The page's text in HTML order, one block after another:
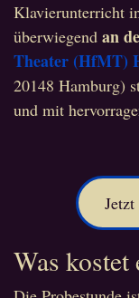
Klavierunterricht
überwiegend an
Theater (HfMT)
20148 Hamburg)
und mit
Jetzt
Was kostet